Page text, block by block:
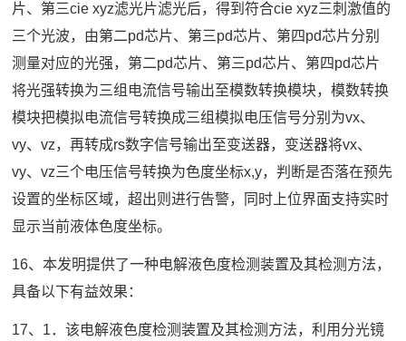
片、第三cie xyz滤光片滤光后，得到符合cie xyz三刺激值的
三个光波，由第二pd芯片、第三pd芯片、第四pd芯片分别
测量对应的光强，第二pd芯片、第三pd芯片、第四pd芯片
将光强转换为三组电流信号输出至模数转换模块，模数转换
模块把模拟电流信号转换成三组模拟电压信号分别为vx、
vy、vz，再转成rs数字信号输出至变送器，变送器将vx、
vy、vz三个电压信号转换为色度坐标x,y，判断是否落在预先
设置的坐标区域，超出则进行告警，同时上位界面支持实时
显示当前液体色度坐标。
16、本发明提供了一种电解液色度检测装置及其检测方法，
具备以下有益效果：
17、1．该电解液色度检测装置及其检测方法，利用分光镜